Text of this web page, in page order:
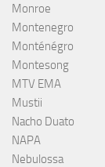
Monroe
Montenegro
Monténégro
Montesong
MTV EMA
Mustii
Nacho Duato
NAPA
Nebulossa